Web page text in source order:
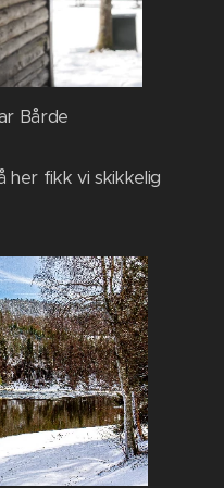
Bårde
her fikk vi skikkelig